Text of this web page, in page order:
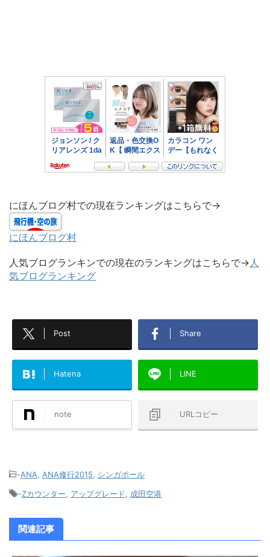
にほんブログ村での現在ランキングはこちらで→
にほんブログ村
人気ブログランキンでの現在のランキングはこちらで→人
気ブログランキング
Post Share
Hatena LINE
note URLコピー
-ANA ANA修行2015
シンガポール
-Zカウンター アップグレード 成田空港
関連記事